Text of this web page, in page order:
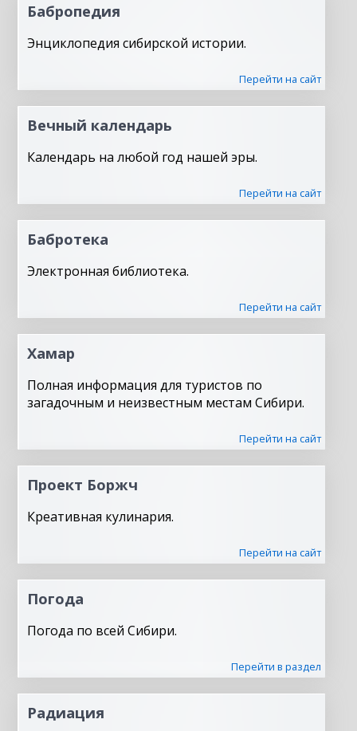
Бабропедия
Энциклопедия сибирской истории.
Перейти на сайт
Вечный календарь
Календарь на любой год нашей эры.
Перейти на сайт
Бабротека
Электронная библиотека.
Перейти на сайт
Хамар
Полная информация для туристов по
загадочным и неизвестным местам Сибири.
Перейти на сайт
Проект Боржч
Креативная кулинария.
Перейти на сайт
Погода
Погода по всей Сибири.
Перейти в раздел
Радиация